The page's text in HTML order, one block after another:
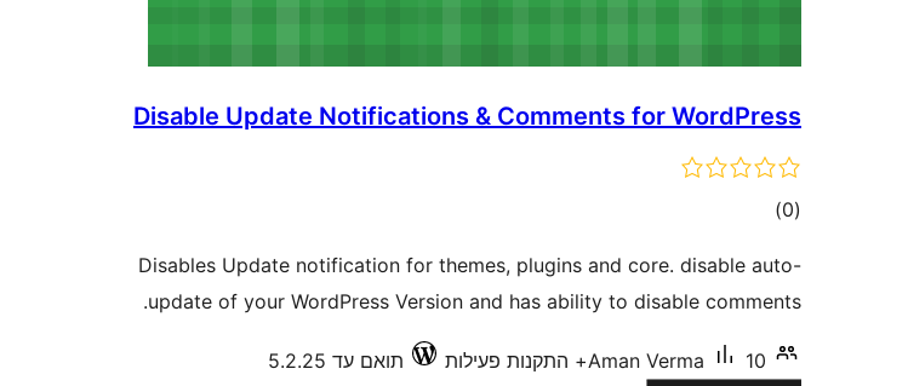
Disable Update Notifications & Comments for WordPress
(0 דרוגים)
Disables Update notification for themes, plugins and core. disable auto-
update of your WordPress Version and has ability to disable comments.
Aman Verma 10+ התקנות פעילות תואם עד 5.2.25